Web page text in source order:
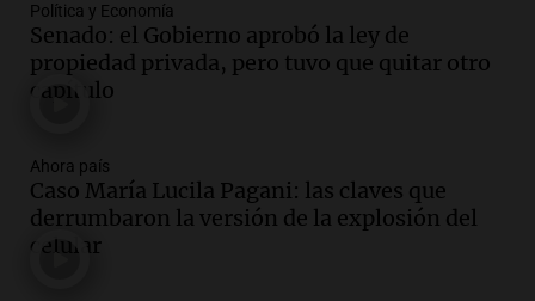
Audio.Femicidio de Agostina Vega en
Córdoba: detuvieron a otros dos
inquilinos por encubrimiento
Juntos
Audio.
cebolla: hasta 300% en algunos casos,
advierte Cofrutos
Panorama Federal
Política y Economía
Senado: el Gobierno aprobó la ley de
propiedad privada, pero tuvo que quitar otro
capítulo
Ahora país
Caso María Lucila Pagani: las claves que
derrumbaron la versión de la explosión del
celular